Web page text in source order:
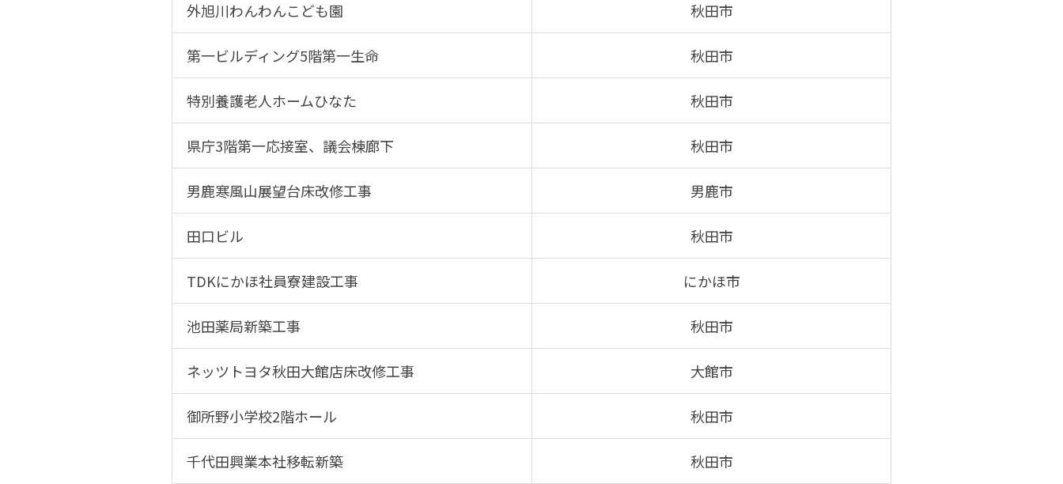
外旭川わんわんこども園 秋田市
第一ビルディング5階第一生命 秋田市
特別養護老人ホームひなた 秋田市
県庁3階第一応接室、議会棟廊下 秋田市
男鹿寒風山展望台床改修工事 男鹿市
田口ビル 秋田市
TDKにかほ社員寮建設工事 にかほ市
池田薬局新築工事 秋田市
ネッツトヨタ秋田大館店床改修工事 大館市
御所野小学校2階ホール 秋田市
千代田興業本社移転新築 秋田市